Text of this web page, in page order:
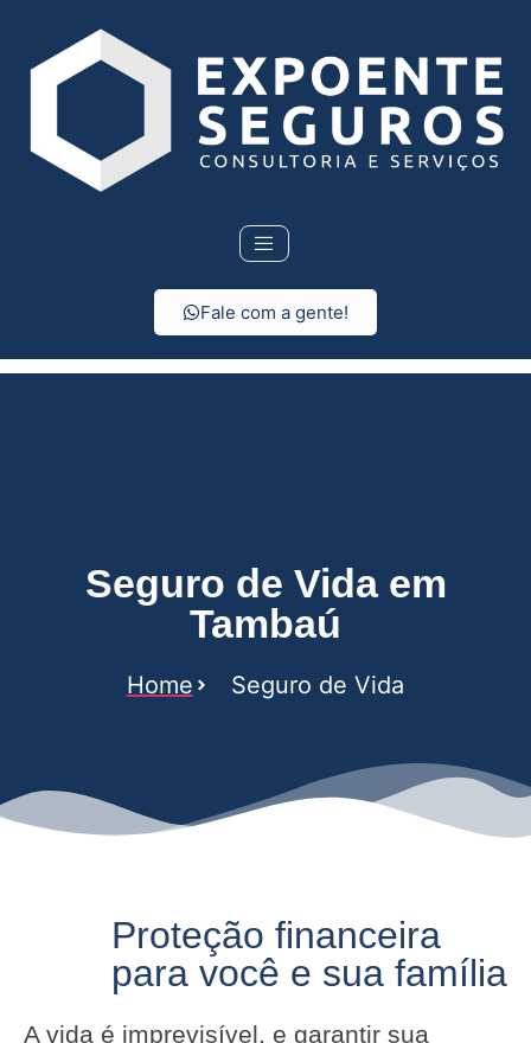
Fale com a gente!
Seguro de Vida em
Tambaú
Home Seguro de Vida
Proteção financeira
para você e sua família
A vida é imprevisível, e garantir sua